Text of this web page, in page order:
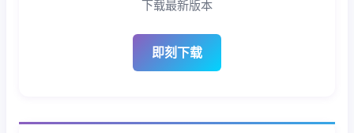
下载最新版本
即刻下载